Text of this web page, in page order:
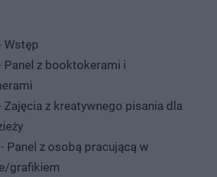
Wstęp
Panel z booktokerami i
Zajęcia z kreatywnego pisania dla
Panel z osobą pracującą w
grafikiem